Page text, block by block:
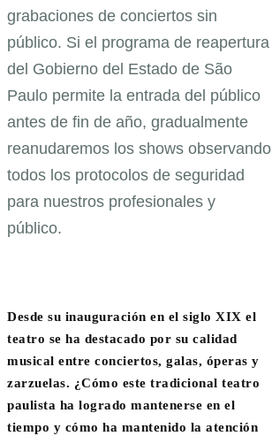
grabaciones de conciertos sin
público. Si el programa de reapertura
del Gobierno del Estado de São
Paulo permite la entrada del público
antes de fin de año, gradualmente
reanudaremos los shows observando
todos los protocolos de seguridad
para nuestros profesionales y
público.
Desde su inauguración en el siglo XIX el
teatro se ha destacado por su calidad
musical entre conciertos, galas, óperas y
zarzuelas. ¿Cómo este tradicional teatro
paulista ha logrado mantenerse en el
tiempo y cómo ha mantenido la atención